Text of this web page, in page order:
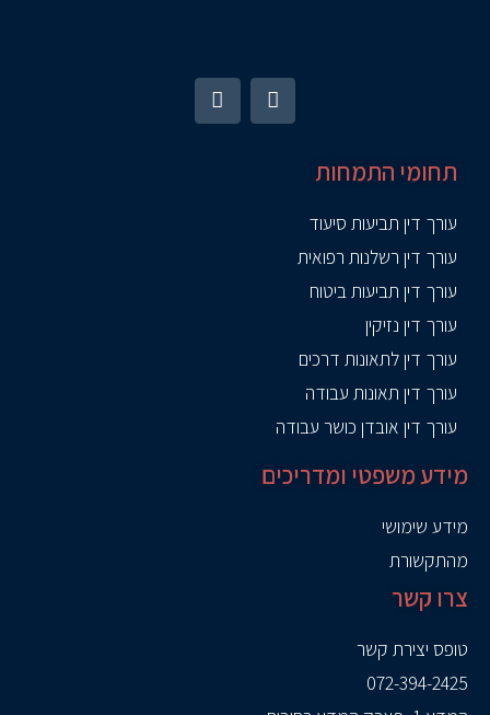
תחומי התמחות
עורך דין תביעות סיעוד
עורך דין רשלנות רפואית
עורך דין תביעות ביטוח
עורך דין נזיקין
עורך דין לתאונות דרכים
עורך דין תאונות עבודה
עורך דין אובדן כושר עבודה
מידע משפטי ומדריכים
מידע שימושי
מהתקשורת
צרו קשר
טופס יצירת קשר
072-394-2425